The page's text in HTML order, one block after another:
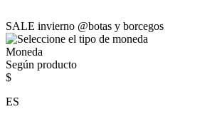
SALE invierno @botas y borcegos
Moneda
Según producto
$
ES